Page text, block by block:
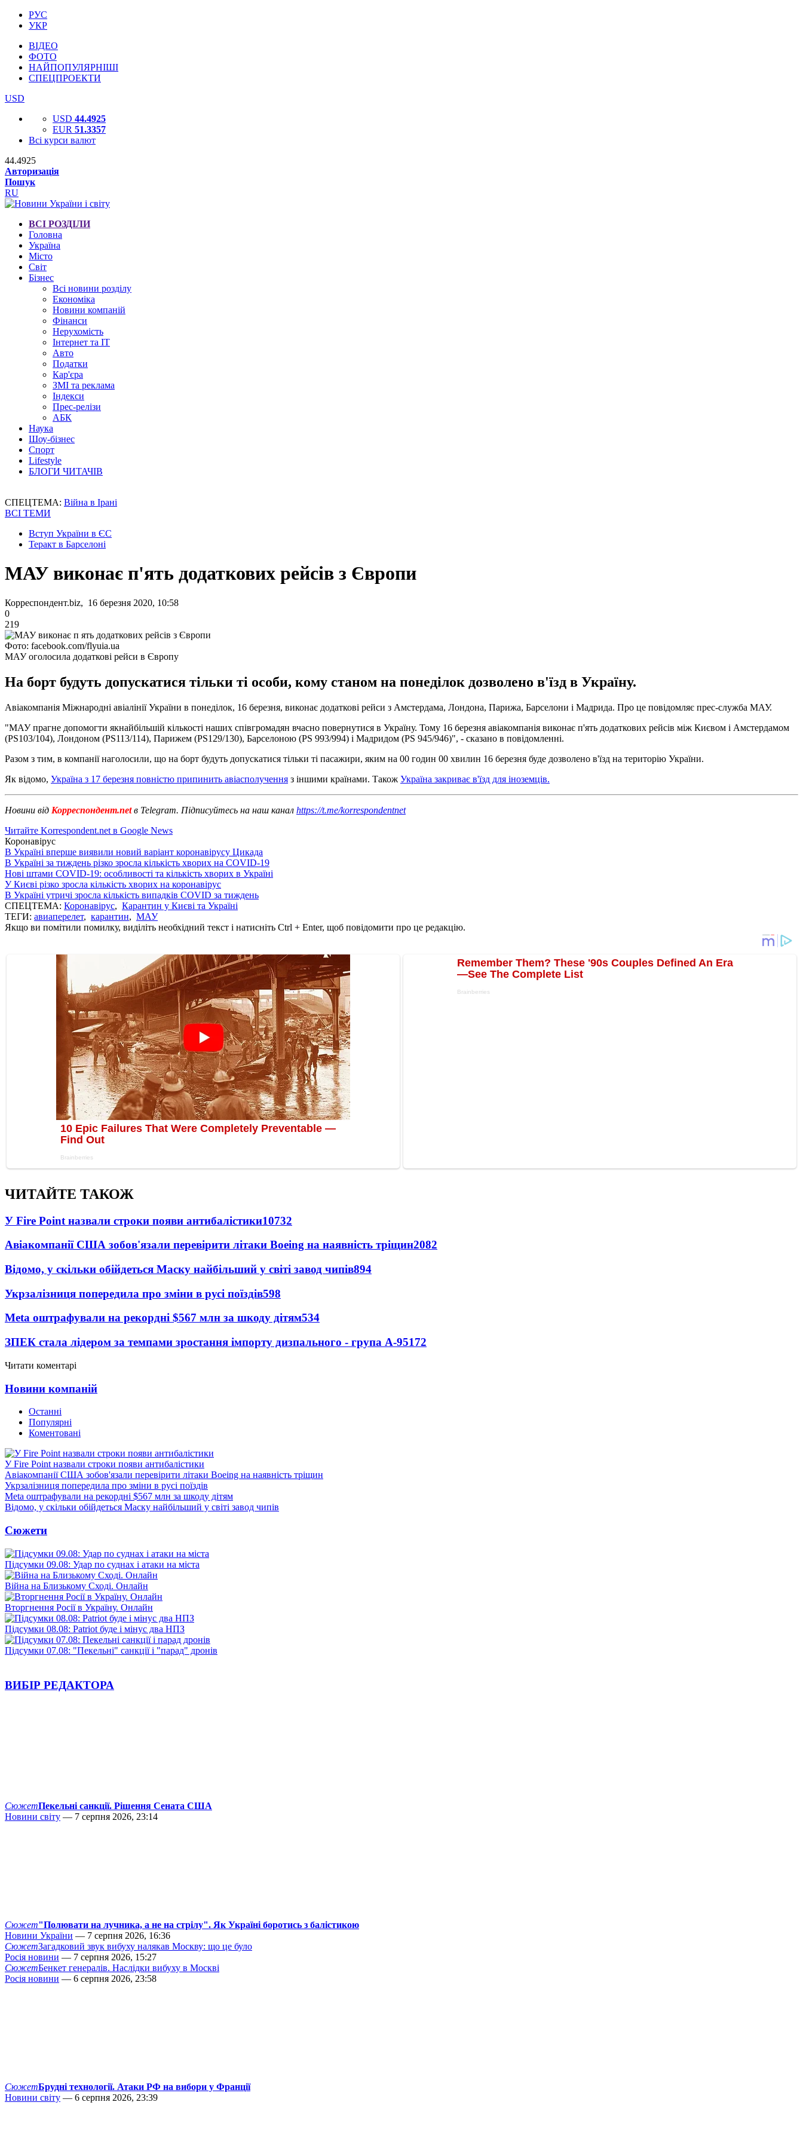
РУС
УКР
ВІДЕО
ФОТО
НАЙПОПУЛЯРНІШІ
СПЕЦПРОЕКТИ
USD
USD 44.4925
EUR 51.3357
Всі курси валют
44.4925
Авторизація
Пошук
RU
ВСІ РОЗДІЛИ
Головна
Україна
Місто
Світ
Бізнес
Всі новини розділу
Економіка
Новини компаній
Фінанси
Нерухомість
Інтернет та IT
Авто
Податки
Кар'єра
ЗМІ та реклама
Індекси
Прес-релізи
АБК
Наука
Шоу-бізнес
Спорт
Lifestyle
БЛОГИ ЧИТАЧІВ
СПЕЦТЕМА: Війна в Ірані
ВСІ ТЕМИ
Вступ України в ЄС
Теракт в Барселоні
МАУ виконає п'ять додаткових рейсів з Європи
Корреспондент.biz, 16 березня 2020, 10:58
0
219
Фото: facebook.com/flyuia.ua
МАУ оголосила додаткові рейси в Європу
На борт будуть допускатися тільки ті особи, кому станом на понеділок дозволено в'їзд в Україну.
Авіакомпанія Міжнародні авіалінії України в понеділок, 16 березня, виконає додаткові рейси з Амстердама, Лондона, Парижа, Барселони і Мадрида. Про це повідомляє прес-служба МАУ.
"МАУ прагне допомогти якнайбільшій кількості наших співгромадян вчасно повернутися в Україну. Тому 16 березня авіакомпанія виконає п'ять додаткових рейсів між Києвом і Амстердамом
(PS103/104), Лондоном (PS113/114), Парижем (PS129/130), Барселоною (PS 993/994) і Мадридом (PS 945/946)", - сказано в повідомленні.
Разом з тим, в компанії наголосили, що на борт будуть допускатися тільки ті пасажири, яким на 00 годин 00 хвилин 16 березня буде дозволено в'їзд на територію України.
Як відомо, Україна з 17 березня повністю припинить авіасполучення з іншими країнами. Також Україна закриває в'їзд для іноземців.
Новини від Корреспондент.netв Telegram. Підписуйтесь на наш канал https://t.me/korrespondentnet
Читайте Korrespondent.net в Google News
Коронавірус
В Україні вперше виявили новий варіант коронавірусу Цикада
В Україні за тиждень різко зросла кількість хворих на COVID-19
Нові штами COVID-19: особливості та кількість хворих в Україні
У Києві різко зросла кількість хворих на коронавірус
В Україні утричі зросла кількість випадків COVID за тиждень
СПЕЦТЕМА: Коронавірус, Карантин у Києві та Україні
ТЕГИ: авиаперелет, карантин, МАУ
Якщо ви помітили помилку, виділіть необхідний текст і натисніть Ctrl + Enter, щоб повідомити про це редакцію.
ЧИТАЙТЕ ТАКОЖ
У Fire Point назвали строки появи антибалістики10732
Авіакомпанії США зобов'язали перевірити літаки Boeing на наявність тріщин2082
Відомо, у скільки обійдеться Маску найбільший у світі завод чипів894
Укрзалізниця попередила про зміни в русі поїздів598
Meta оштрафували на рекордні $567 млн за шкоду дітям534
ЗПЕК стала лідером за темпами зростання імпорту дизпального - група А-95172
Читати коментарі
Новини компаній
Останні
Популярні
Коментовані
У Fire Point назвали строки появи антибалістики
Авіакомпанії США зобов'язали перевірити літаки Boeing на наявність тріщин
Укрзалізниця попередила про зміни в русі поїздів
Meta оштрафували на рекордні $567 млн за шкоду дітям
Відомо, у скільки обійдеться Маску найбільший у світі завод чипів
Сюжети
Підсумки 09.08: Удар по суднах і атаки на міста
Війна на Близькому Сході. Онлайн
Вторгнення Росії в Україну. Онлайн
Підсумки 08.08: Patriot буде і мінус два НПЗ
Підсумки 07.08: "Пекельні" санкції і "парад" дронів
ВИБІР РЕДАКТОРА
СюжетПекельні санкції. Рішення Сената США
Новини світу — 7 серпня 2026, 23:14
Сюжет"Полювати на лучника, а не на стрілу". Як Україні боротись з балістикою
Новини України — 7 серпня 2026, 16:36
СюжетЗагадковий звук вибуху налякав Москву: що це було
Росія новини — 7 серпня 2026, 15:27
СюжетБенкет генералів. Наслідки вибуху в Москві
Росія новини — 6 серпня 2026, 23:58
СюжетБрудні технології. Атаки РФ на вибори у Франції
Новини світу — 6 серпня 2026, 23:39